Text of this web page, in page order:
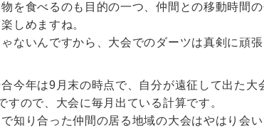
を食べるのも目的の一つ、仲間との移動時間
しめますね。
ないんですから、大会でのダーツは真剣に頑
今年は9月末の時点で、自分が遠征して出た
すので、大会に毎月出ている計算です。
で知り合った仲間の居る地域の大会はやはり会